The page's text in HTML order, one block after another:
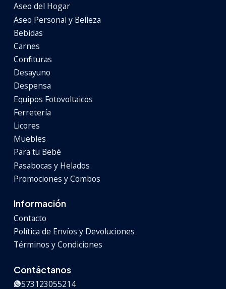
Aseo del Hogar
Aseo Personal y Belleza
Bebidas
Carnes
Confituras
Desayuno
Despensa
Equipos Fotovoltaicos
Ferretería
Licores
Muebles
Para tu Bebé
Pasabocas y Helados
Promociones y Combos
Información
Contacto
Política de Envíos y Devoluciones
Términos y Condiciones
Contáctanos
573123055214